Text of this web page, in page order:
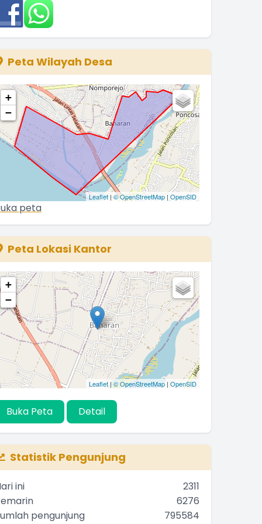
Peta Wilayah Desa
+
−
Leaflet| © OpenStreetMap | OpenSID
peta
Peta Lokasi Kantor
+
−
Leaflet|© OpenStreetMap | OpenSID
Buka Peta Detail
Statistik Pengunjung
ini
2311
6276
pengunjung
795584